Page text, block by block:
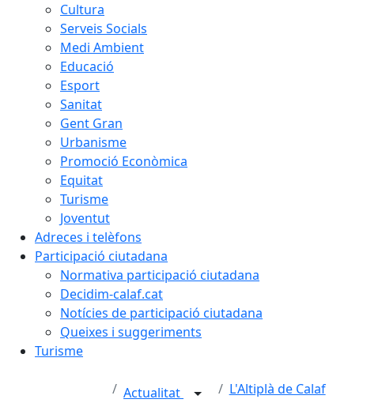
Cultura
Serveis Socials
Medi Ambient
Educació
Esport
Sanitat
Gent Gran
Urbanisme
Promoció Econòmica
Equitat
Turisme
Joventut
Adreces i telèfons
Participació ciutadana
Normativa participació ciutadana
Decidim-calaf.cat
Notícies de participació ciutadana
Queixes i suggeriments
Turisme
Actualitat L'Altiplà de Calaf